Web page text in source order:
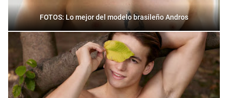
FOTOS: Lo mejor del modelo brasileño Andros